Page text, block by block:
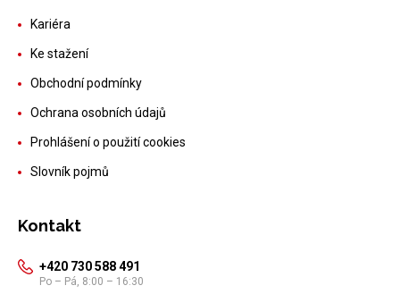
Kariéra
Ke stažení
Obchodní podmínky
Ochrana osobních údajů
Prohlášení o použití cookies
Slovník pojmů
Kontakt
+420 730 588 491
Po – Pá, 8:00 – 16:30